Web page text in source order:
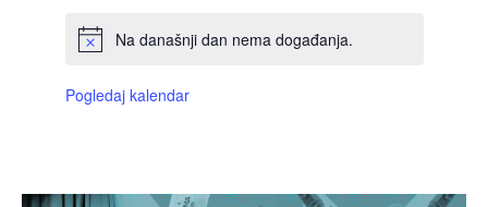
Na današnji dan nema događanja.
Pogledaj kalendar